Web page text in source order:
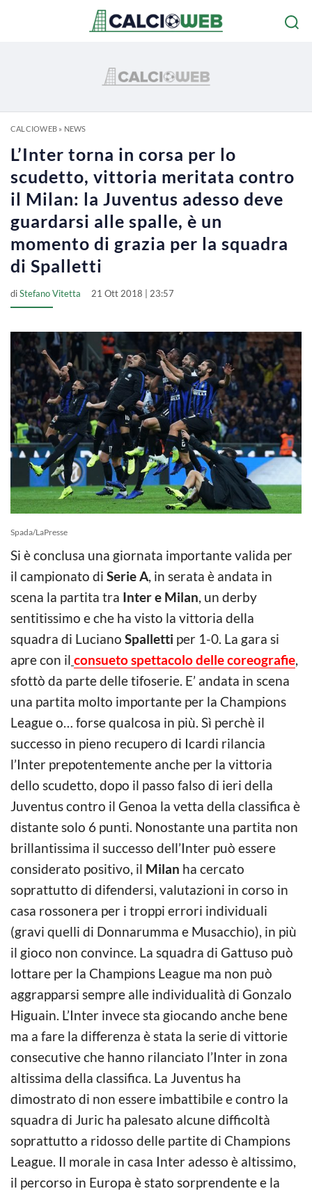
CALCIOWEB» NEWS
L’Inter torna in corsa per lo
scudetto, vittoria meritata contro
il Milan: la Juventus adesso deve
guardarsi alle spalle, è un
momento di grazia per la squadra
di Spalletti
diStefano Vitetta 21 Ott 2018 | 23:57
Spada/LaPresse
Si è conclusa una giornata importante valida per
il campionato di Serie A, in serata è andata in
scena la partita tra Inter e Milan, un derby
sentitissimo e che ha visto la vittoria della
squadra di Luciano Spalletti per 1-0. La gara si
apre con il consueto spettacolo delle coreografie,
sfottò da parte delle tifoserie. E’ andata in scena
una partita molto importante per la Champions
League o… forse qualcosa in più. Sì perchè il
successo in pieno recupero di Icardi rilancia
l’Inter prepotentemente anche per la vittoria
dello scudetto, dopo il passo falso di ieri della
Juventus contro il Genoa la vetta della classifica è
distante solo 6 punti. Nonostante una partita non
brillantissima il successo dell’Inter può essere
considerato positivo, il Milan ha cercato
soprattutto di difendersi, valutazioni in corso in
casa rossonera per i troppi errori individuali
(gravi quelli di Donnarumma e Musacchio), in più
il gioco non convince. La squadra di Gattuso può
lottare per la Champions League ma non può
aggrapparsi sempre alle individualità di Gonzalo
Higuain. L’Inter invece sta giocando anche bene
ma a fare la differenza è stata la serie di vittorie
consecutive che hanno rilanciato l’Inter in zona
altissima della classifica. La Juventus ha
dimostrato di non essere imbattibile e contro la
squadra di Juric ha palesato alcune difficoltà
soprattutto a ridosso delle partite di Champions
League. Il morale in casa Inter adesso è altissimo,
il percorso in Europa è stato sorprendente e la